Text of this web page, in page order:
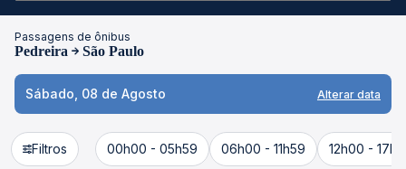
Passagens de ônibus
Pedreira São Paulo
Sábado, 08 de Agosto Alterar data
Filtros 00h00 - 05h59 06h00 - 11h59 12h00 -